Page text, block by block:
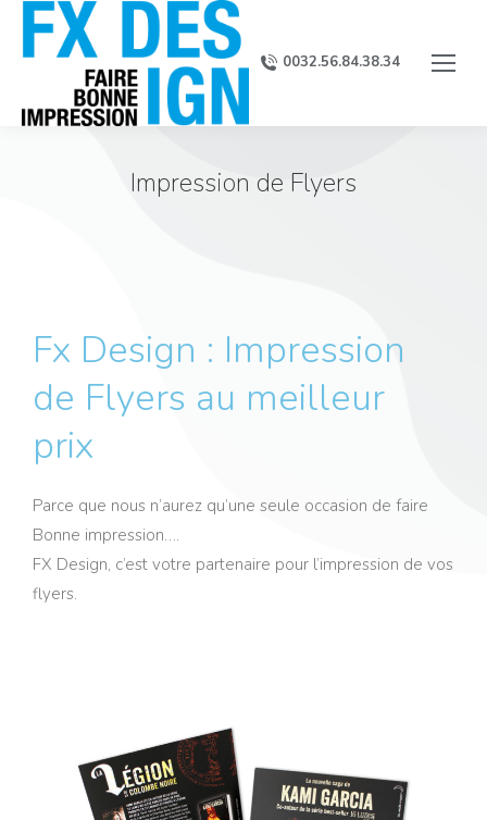
0032.56.84.38.34
Impression de Flyers
Fx Design : Impression
de Flyers au meilleur
prix
Parce que nous n’aurez qu’une seule occasion de faire
Bonne impression….
FX Design, c’est votre partenaire pour l’impression de vos
flyers.